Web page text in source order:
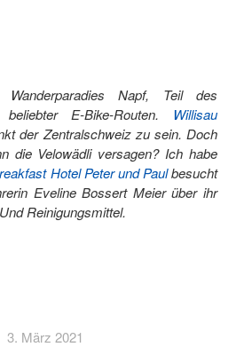
Napf, Teil des
E-Bike-Routen. Willisau
der Zentralschweiz zu sein. Doch
die Velowädli versagen? Ich habe
Hotel Peter und Paulbesucht
Eveline Bossert Meier über ihr
Reinigungsmittel.
3. März 2021